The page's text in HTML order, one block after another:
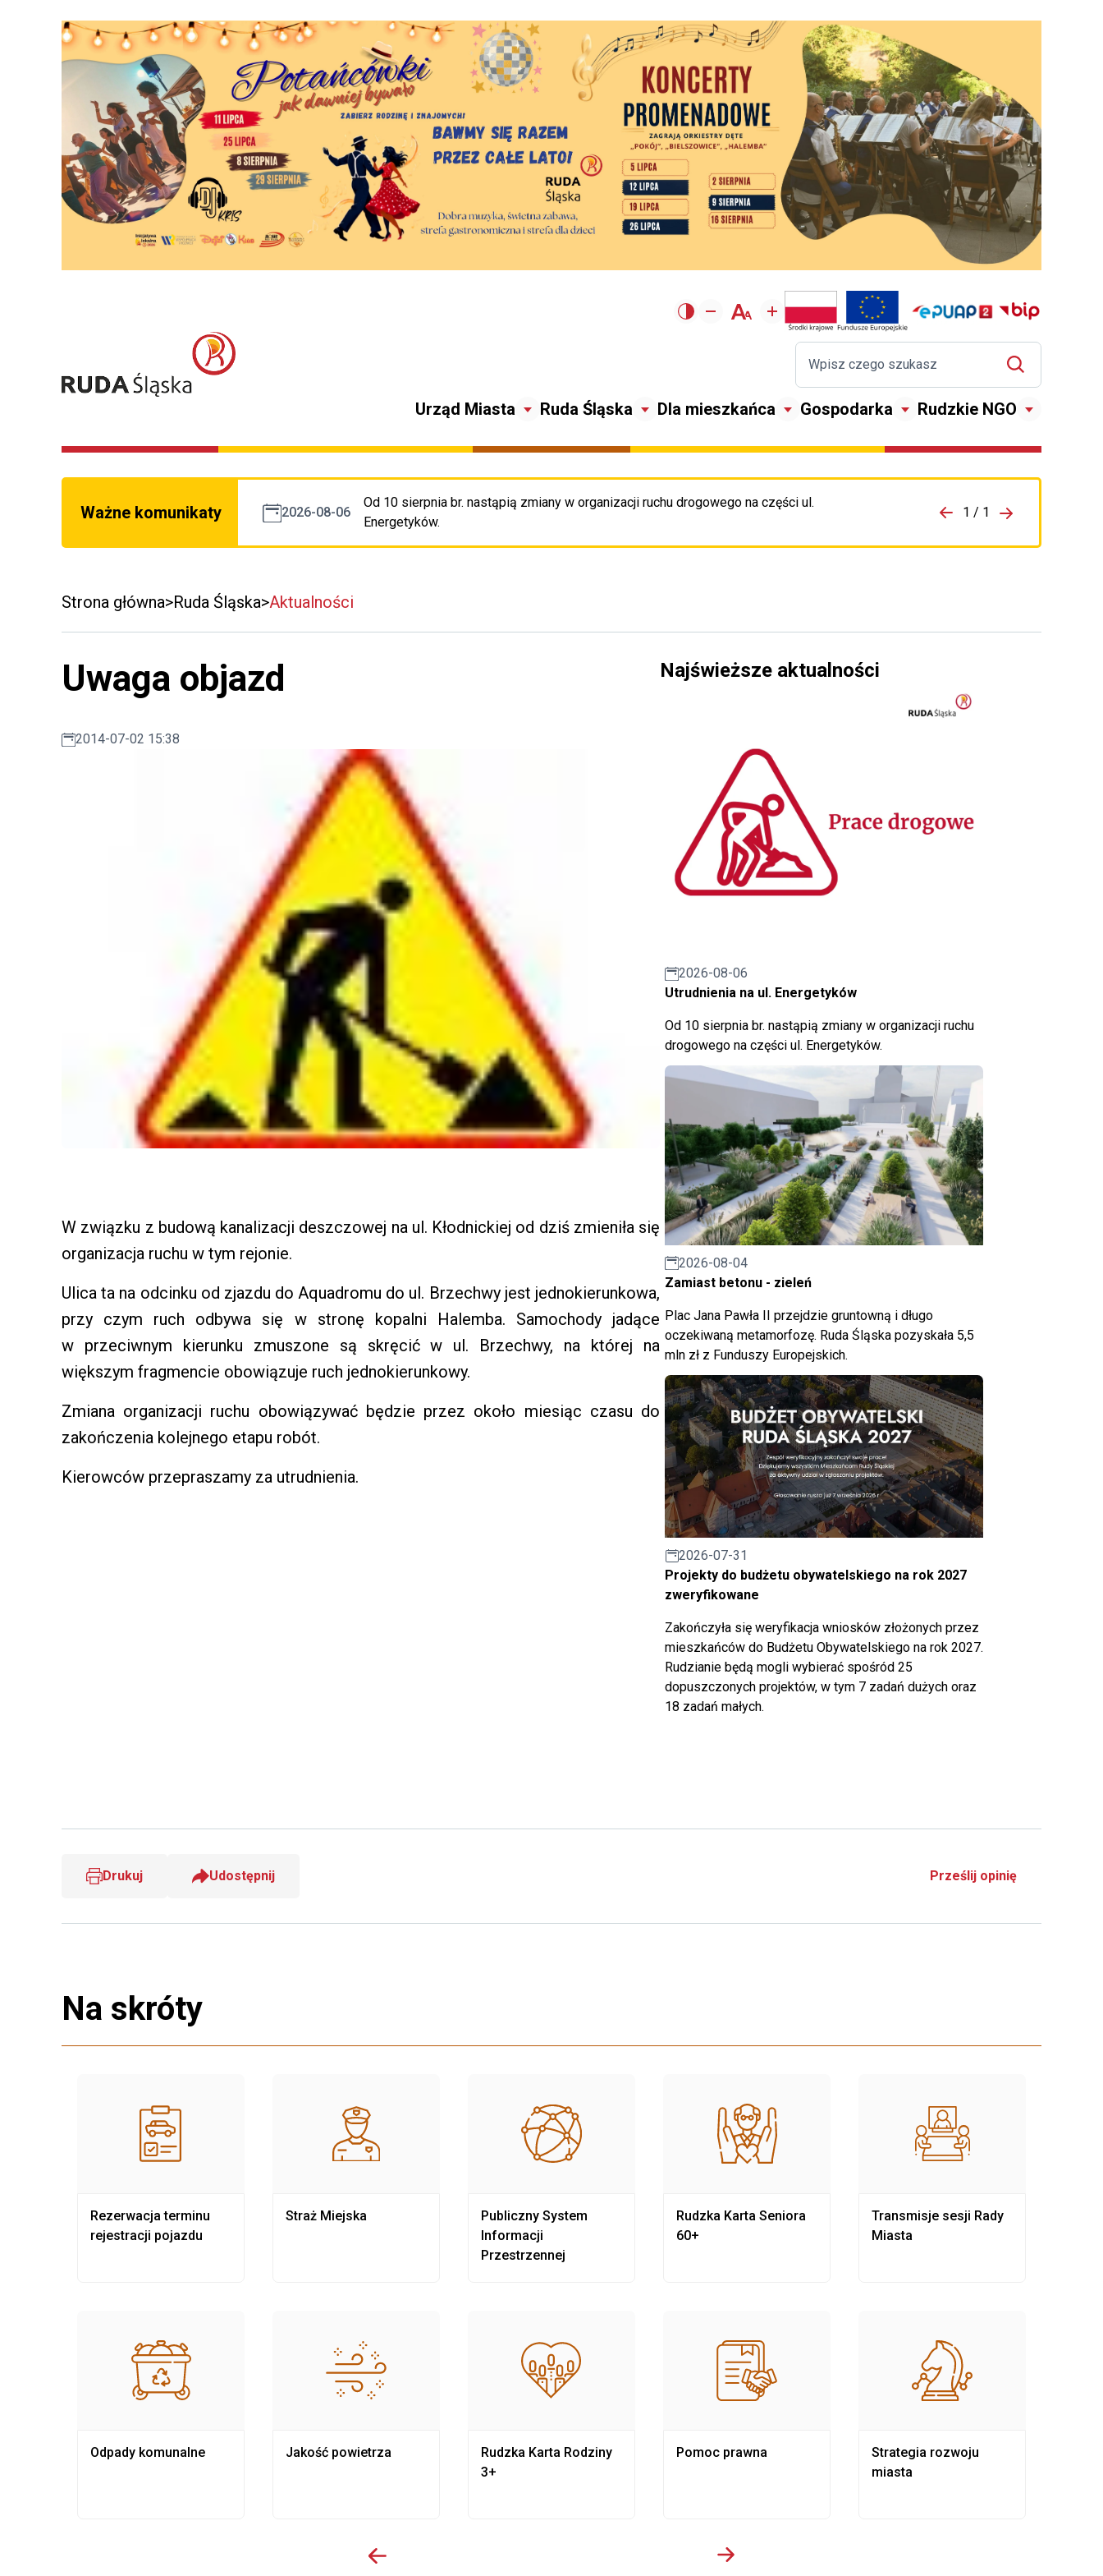
Urząd Miasta Ruda Śląska Dla mieszkańca Gospodarka Rudzkie NGO
Ważne komunikaty 2026-08-06
Od 10 sierpnia br. nastąpią zmiany w organizacji ruchu drogowego na części ul.
Energetyków.
Przejdź do porzpedniego komunikatu 1 / 1
Przejdź do
Strona główna Ruda Śląska Aktualności
Uwaga objazd
2014-07-02 15:38
W związku z budową kanalizacji deszczowej na ul. Kłodnickiej od dziś zmieniła się
organizacja ruchu w tym rejonie.
Ulica ta na odcinku od zjazdu do Aquadromu do ul. Brzechwy jest jednokierunkowa,
przy czym ruch odbywa się w stronę kopalni Halemba. Samochody jadące
w przeciwnym kierunku zmuszone są skręcić w ul. Brzechwy, na której na
większym fragmencie obowiązuje ruch jednokierunkowy.
Zmiana organizacji ruchu obowiązywać będzie przez około miesiąc czasu do
zakończenia kolejnego etapu robót.
Kierowców przepraszamy za utrudnienia.
Najświeższe aktualności
2026-08-06
Utrudnienia na ul. Energetyków
Od 10 sierpnia br. nastąpią zmiany w organizacji ruchu
drogowego na części ul. Energetyków.
2026-08-04
Zamiast betonu - zieleń
Plac Jana Pawła II przejdzie gruntowną i długo
oczekiwaną metamorfozę. Ruda Śląska pozyskała 5,5
mln zł z Funduszy Europejskich.
2026-07-31
Projekty do budżetu obywatelskiego na rok 2027
zweryfikowane
Zakończyła się weryfikacja wniosków złożonych przez
mieszkańców do Budżetu Obywatelskiego na rok 2027.
Rudzianie będą mogli wybierać spośród 25
dopuszczonych projektów, w tym 7 zadań dużych oraz
18 zadań małych.
Drukuj Udostępnij Prześlij opinię
Na skróty
Rezerwacja terminu
rejestracji pojazdu
Odpady komunalne
Straż Miejska
Jakość powietrza
Publiczny System
Informacji
Przestrzennej
Rudzka Karta Rodziny
3+
Rudzka Karta Seniora
60+
Pomoc prawna
Transmisje sesji Rady
Miasta
Strategia rozwoju
miasta